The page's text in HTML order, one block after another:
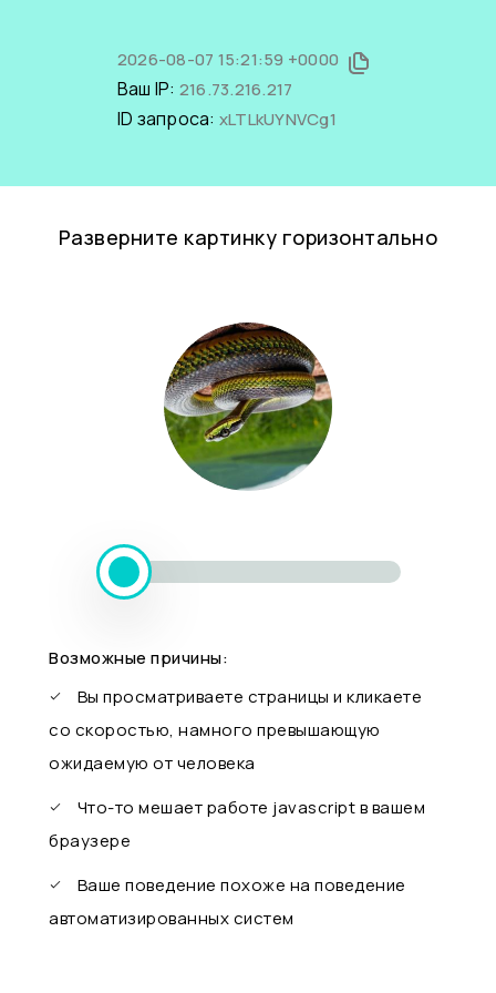
2026-08-07 15:21:59 +0000
Ваш IP: 216.73.216.217
ID запроса: xLTLkUYNVCg1
Разверните картинку горизонтально
Возможные причины:
Вы просматриваете страницы и кликаете
со скоростью, намного превышающую
ожидаемую от человека
Что-то мешает работе javascript в вашем
браузере
Ваше поведение похоже на поведение
автоматизированных систем